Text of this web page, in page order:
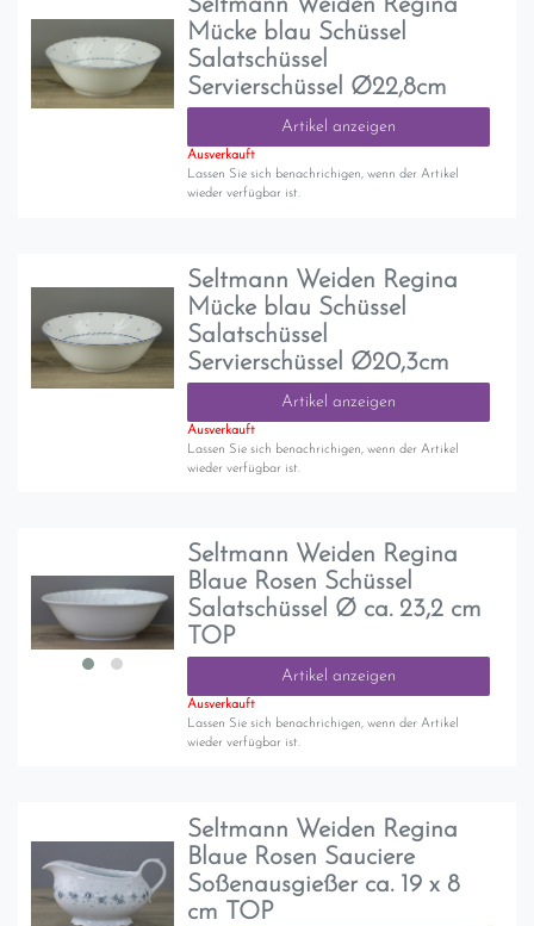
Seltmann Weiden Regina
Mücke blau Schüssel
Salatschüssel
Servierschüssel Ø22,8cm
Artikel anzeigen
Ausverkauft
Lassen Sie sich benachrichigen, wenn der Artikel
wieder verfügbar ist.
Seltmann Weiden Regina
Mücke blau Schüssel
Salatschüssel
Servierschüssel Ø20,3cm
Artikel anzeigen
Ausverkauft
Lassen Sie sich benachrichigen, wenn der Artikel
wieder verfügbar ist.
Seltmann Weiden Regina
Blaue Rosen Schüssel
Salatschüssel Ø ca. 23,2 cm
TOP
Artikel anzeigen
Ausverkauft
Lassen Sie sich benachrichigen, wenn der Artikel
wieder verfügbar ist.
Seltmann Weiden Regina
Blaue Rosen Sauciere
Soßenausgießer ca. 19 x 8
cm TOP